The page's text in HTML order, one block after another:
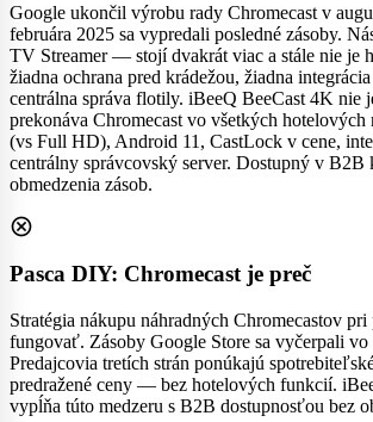
Google ukončil výrobu rady Chromecast v
februára 2025 sa vypredali posledné zásoby.
TV Streamer — stojí dvakrát viac a stále nie je
žiadna ochrana pred krádežou, žiadna
centrálna správa flotily. iBeeQ BeeCast 4K nie
prekonáva Chromecast vo všetkých
(vs Full HD), Android 11, CastLock v cene,
centrálny správcovský server. Dostupný v B2B
obmedzenia zásob.
highlight_off
Pasca DIY: Chromecast je preč
Stratégia nákupu náhradných Chromecastov pri
fungovať. Zásoby Google Store sa vyčerpali vo
Predajcovia tretích strán ponúkajú
predražené ceny — bez hotelových funkcií.
vypĺňa túto medzeru s B2B dostupnosťou bez